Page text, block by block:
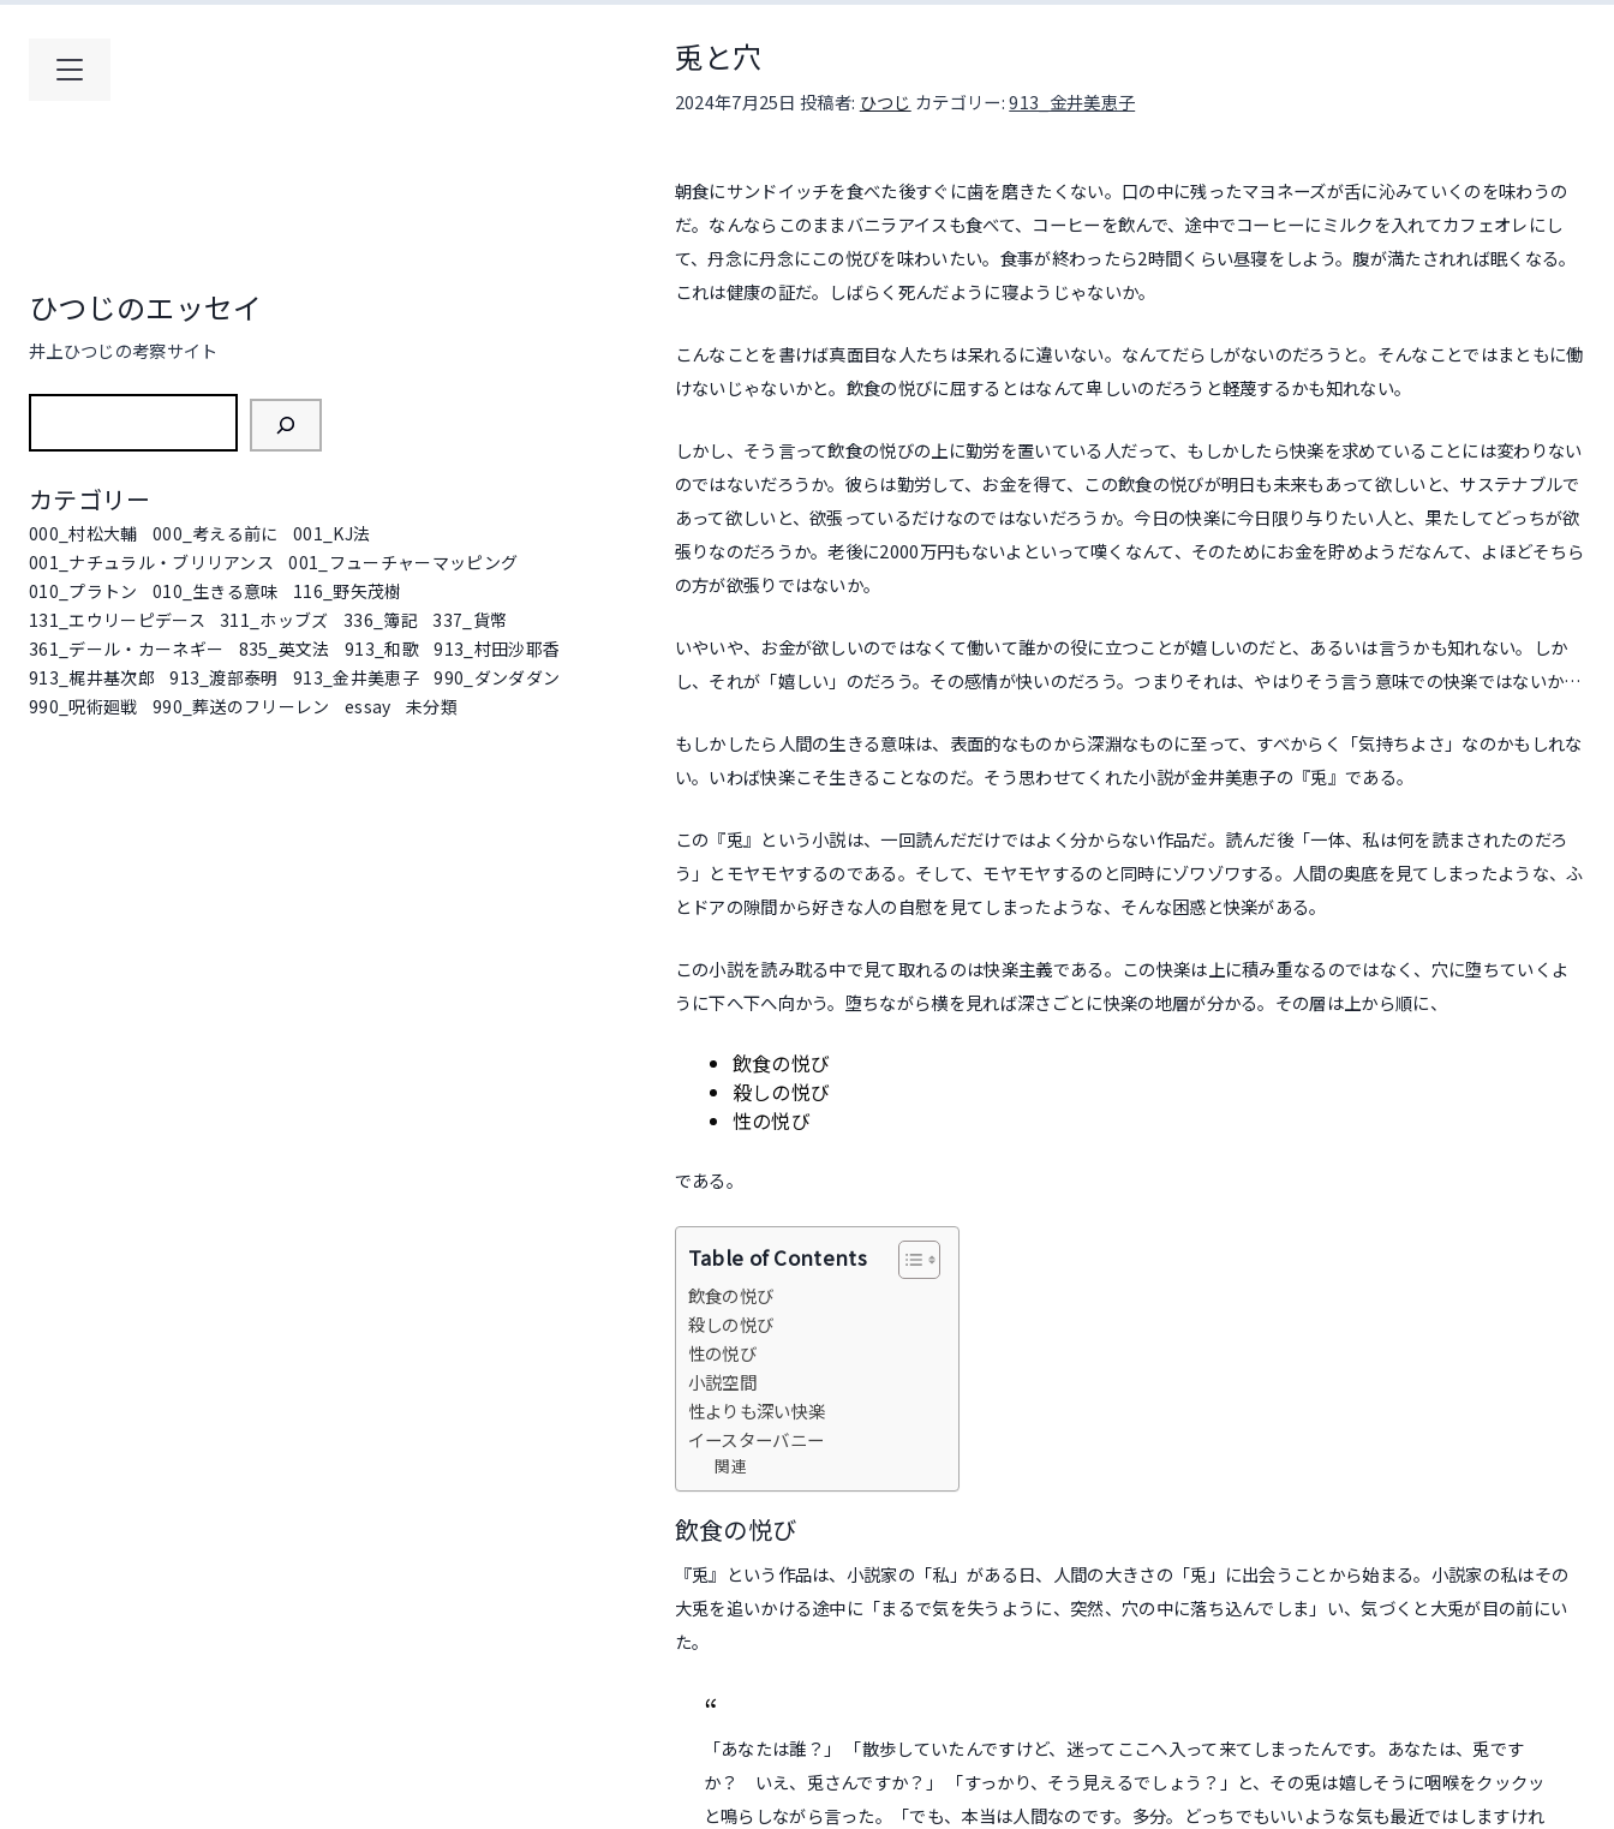
ひつじのエッセイ
井上ひつじの考察サイト
カテゴリー
000_村松大輔 000_考える前に
001_KJ法
001_ナチュラル・ブリリアンス
001_フューチャーマッピング
010_プラトン
010_生きる意味
116_野矢茂樹
131_エウリーピデース
311_ホッブズ 336_簿記
337_貨幣
361_デール・カーネギー
835_英文法 913_和歌
913_村田沙耶香
913_梶井基次郎
913_渡部泰明 913_金井美恵子
990_ダンダダン
990_呪術廻戦
990_葬送のフリーレン essay 未分類
兎と穴
投稿日:
2024年7月25日 投稿者: ひつじ カテゴリー:913_金井美恵子
朝食にサンドイッチを食べた後すぐに歯を磨きたくない。口の中に残ったマヨネーズが舌に沁みていくのを味わうの
だ。なんならこのままバニラアイスも食べて、コーヒーを飲んで、途中でコーヒーにミルクを入れてカフェオレにし
て、丹念に丹念にこの悦びを味わいたい。食事が終わったら2時間くらい昼寝をしよう。腹が満たされれば眠くなる。
これは健康の証だ。しばらく死んだように寝ようじゃないか。
こんなことを書けば真面目な人たちは呆れるに違いない。なんてだらしがないのだろうと。そんなことではまともに働
けないじゃないかと。飲食の悦びに屈するとはなんて卑しいのだろうと軽蔑するかも知れない。
しかし、そう言って飲食の悦びの上に勤労を置いている人だって、もしかしたら快楽を求めていることには変わりない
のではないだろうか。彼らは勤労して、お金を得て、この飲食の悦びが明日も未来もあって欲しいと、サステナブルで
あって欲しいと、欲張っているだけなのではないだろうか。今日の快楽に今日限り与りたい人と、果たしてどっちが欲
張りなのだろうか。老後に2000万円もないよといって嘆くなんて、そのためにお金を貯めようだなんて、よほどそちら
の方が欲張りではないか。
いやいや、お金が欲しいのではなくて働いて誰かの役に立つことが嬉しいのだと、あるいは言うかも知れない。しか
し、それが「嬉しい」のだろう。その感情が快いのだろう。つまりそれは、やはりそう言う意味での快楽ではないか…
もしかしたら人間の生きる意味は、表面的なものから深淵なものに至って、すべからく「気持ちよさ」なのかもしれな
い。いわば快楽こそ生きることなのだ。そう思わせてくれた小説が金井美恵子の『兎』である。
この『兎』という小説は、一回読んだだけではよく分からない作品だ。読んだ後「一体、私は何を読まされたのだろ
う」とモヤモヤするのである。そして、モヤモヤするのと同時にゾワゾワする。人間の奥底を見てしまったような、ふ
とドアの隙間から好きな人の自慰を見てしまったような、そんな困惑と快楽がある。
この小説を読み耽る中で見て取れるのは快楽主義である。この快楽は上に積み重なるのではなく、穴に堕ちていくよ
うに下へ下へ向かう。堕ちながら横を見れば深さごとに快楽の地層が分かる。その層は上から順に、
飲食の悦び
殺しの悦び
性の悦び
である。
Table of Contents
飲食の悦び
殺しの悦び
性の悦び
小説空間
性よりも深い快楽
イースターバニー
関連
飲食の悦び
『兎』という作品は、小説家の「私」がある日、人間の大きさの「兎」に出会うことから始まる。小説家の私はその
大兎を追いかける途中に「まるで気を失うように、突然、穴の中に落ち込んでしま」い、気づくと大兎が目の前にい
た。
「あなたは誰？」 「散歩していたんですけど、迷ってここへ入って来てしまったんです。あなたは、兎です
か？ いえ、兎さんですか？」 「すっかり、そう見えるでしょう？」と、その兎は嬉しそうに咽喉をクックッ
と鳴らしながら言った。「でも、本当は人間なのです。多分。どっちでもいいような気も最近ではしますけれ